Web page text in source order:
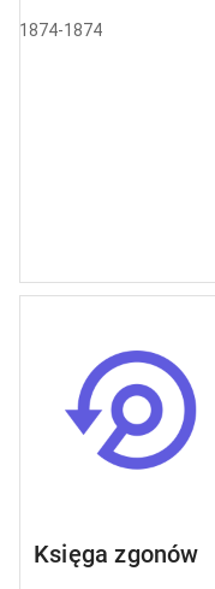
1874-1874
Księga zgonów